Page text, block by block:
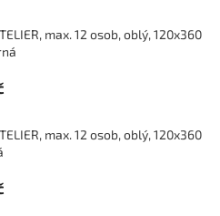
max. 12 osob, oblý, 120x360
max. 12 osob, oblý, 120x360